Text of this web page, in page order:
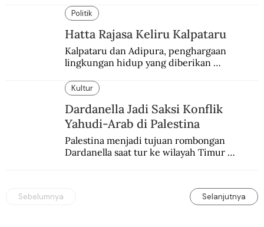
Malang.
Politik
Hatta Rajasa Keliru Kalpataru
Kalpataru dan Adipura, penghargaan
lingkungan hidup yang diberikan
yang berbeda.
Kultur
Dardanella Jadi Saksi Konflik
Yahudi-Arab di Palestina
Palestina menjadi tujuan rombongan
Dardanella saat tur ke wilayah Timur
Sebelumnya Selanjutnya